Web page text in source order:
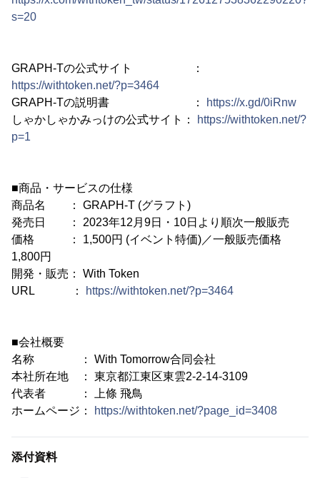
s=20
GRAPH-Tの公式サイト ：
https://withtoken.net/?p=3464
GRAPH-Tの説明書 ：
https://x.gd/0iRnw
しゃかしゃかみっけの公式サイト：
https://withtoken.net/?
p=1
■商品・サービスの仕様
商品名 ： GRAPH-T (グラフト)
発売日 ： 2023年12月9日・10日より順次一般販売
価格 ： 1,500円 (イベント特価)／一般販売価格
1,800円
開発・販売： With Token
URL ：
https://withtoken.net/?p=3464
■会社概要
名称 ： With Tomorrow合同会社
本社所在地 ： 東京都江東区東雲2-2-14-3109
代表者 ： 上條 飛鳥
ホームページ：
https://withtoken.net/?page_id=3408
添付資料